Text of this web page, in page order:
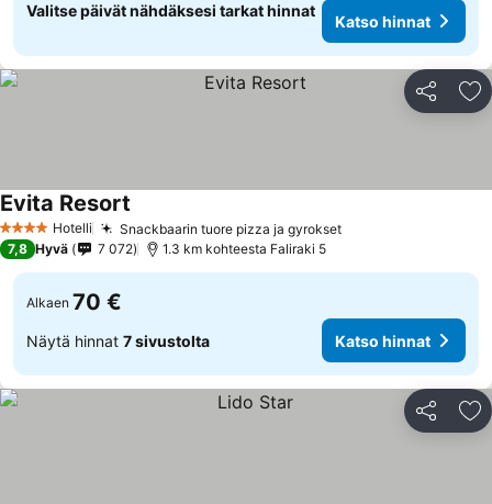
Valitse päivät nähdäksesi tarkat hinnat
Katso hinnat
Jaa
4 Tähtiluokitus
Hotelli Snackbaarin tuore pizza ja gyroksetKatso hinnat
Evita Resort
7,8 Hyvä 7 072 1.3 km kohteesta Faliraki 5
Alkaen 70 €
Näytä hinnat 7 sivustolta Katso hinnat
Jaa